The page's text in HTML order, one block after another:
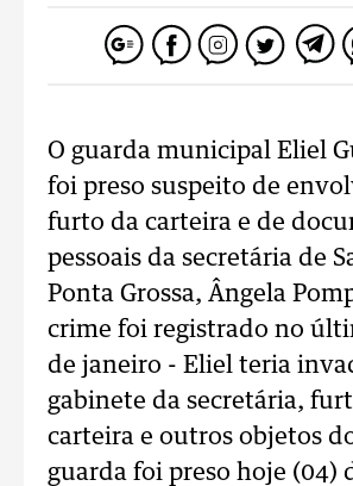
O guarda municipal Eliel
foi preso suspeito de
furto da carteira e de
pessoais da secretária de
Ponta Grossa, Ângela
crime foi registrado no
de janeiro - Eliel teria
gabinete da secretária,
carteira e outros objetos
guarda foi preso hoje (04)